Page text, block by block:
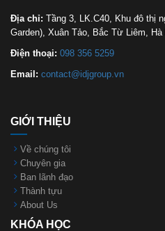
Địa chỉ: Tầng 3, LK.C40, Khu đô thị
Garden), Xuân Tảo, Bắc Từ Liêm, Hà
Điện thoại: 098 356 5259
Email: contact@idjgroup.vn
GIỚI THIỆU
Về chúng tôi
Chuyên gia
Ban lãnh đạo
Thành tựu
About Us
KHÓA HỌC